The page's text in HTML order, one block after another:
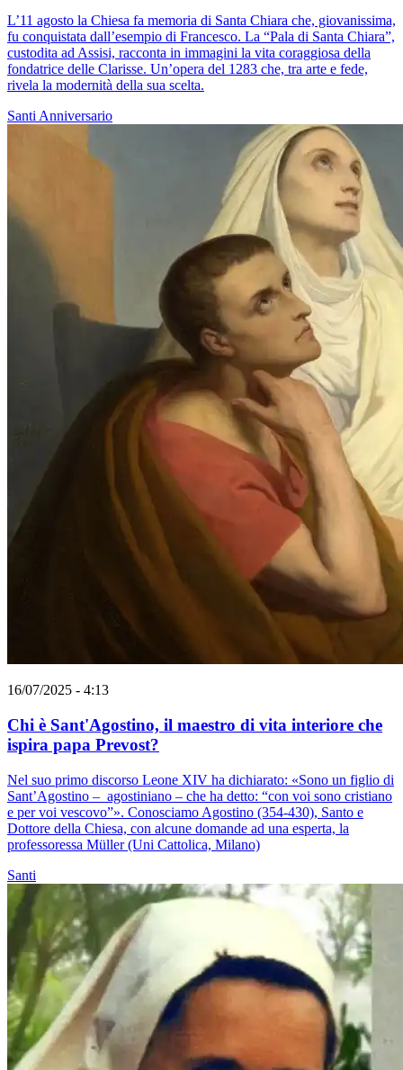
L’11 agosto la Chiesa fa memoria di Santa Chiara che, giovanissima,
fu conquistata dall’esempio di Francesco. La “Pala di Santa Chiara”,
custodita ad Assisi, racconta in immagini la vita coraggiosa della
fondatrice delle Clarisse. Un’opera del 1283 che, tra arte e fede,
rivela la modernità della sua scelta.
SantiAnniversario
16/07/2025 - 4:13
Chi è Sant'Agostino, il maestro di vita interiore che
ispira papa Prevost?
Nel suo primo discorso Leone XIV ha dichiarato: «Sono un figlio di
Sant’Agostino – agostiniano – che ha detto: “con voi sono cristiano
e per voi vescovo”». Conosciamo Agostino (354-430), Santo e
Dottore della Chiesa, con alcune domande ad una esperta, la
professoressa Müller (Uni Cattolica, Milano)
Santi